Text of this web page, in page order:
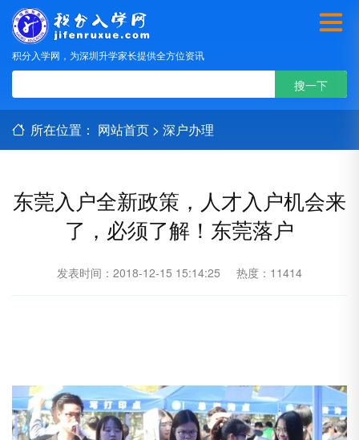
积分入学网，为深圳升学家长提供全方位资讯
所在位置： 网站首页 > 深户办理
东莞入户全新政策，人才入户机会来
了，必须了解！东莞落户
发表时间：2018-12-15 15:14:25 热度：11414